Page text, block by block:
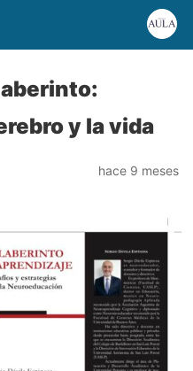
y la vida
hace 9 meses